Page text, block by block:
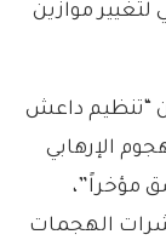
موازين
“تنظيم داعش
الإرهابي
مؤخراً”،
الهجمات